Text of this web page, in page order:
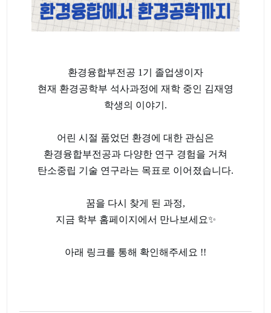
환경융합부전공 1기 졸업생이자
현재 환경공학부 석사과정에 재학 중인 김재영
학생의 이야기.
어린 시절 품었던 환경에 대한 관심은
환경융합부전공과 다양한 연구 경험을 거쳐
탄소중립 기술 연구라는 목표로 이어졌습니다.
꿈을 다시 찾게 된 과정,
지금 학부 홈페이지에서 만나보세요✨
아래 링크를 통해 확인해주세요 !!